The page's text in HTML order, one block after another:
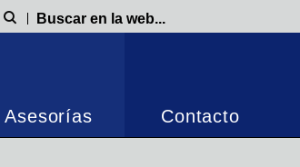
Búsqueda
Asesorías Contacto